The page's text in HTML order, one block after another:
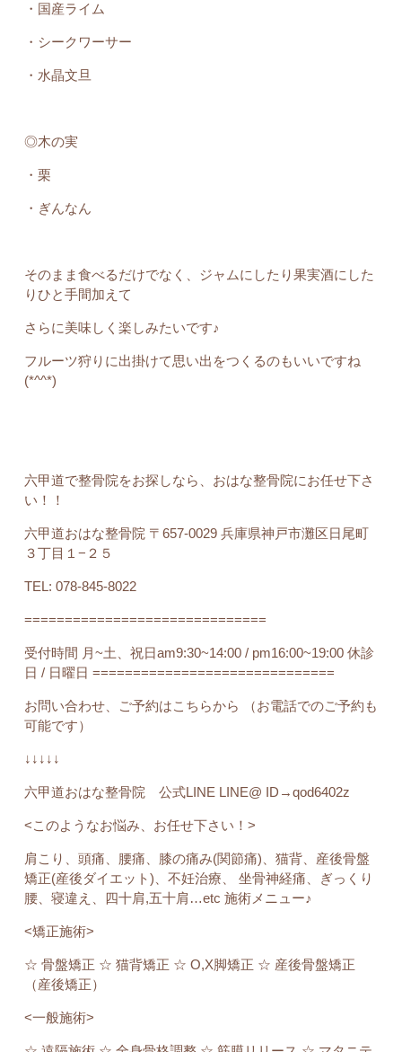
・国産ライム
・シークワーサー
・水晶文旦
◎木の実
・栗
・ぎんなん
そのまま食べるだけでなく、ジャムにしたり果実酒にした
りひと手間加えて
さらに美味しく楽しみたいです♪
フルーツ狩りに出掛けて思い出をつくるのもいいですね
(*^^*)
六甲道で整骨院をお探しなら、おはな整骨院にお任せ下さ
い！！
六甲道おはな整骨院 〒657-0029 兵庫県神戸市灘区日尾町
３丁目１−２５
TEL: 078-845-8022
==============================
受付時間 月~土、祝日am9:30~14:00 / pm16:00~19:00 休診
日 / 日曜日 ==============================
お問い合わせ、ご予約はこちらから （お電話でのご予約も
可能です）
↓↓↓↓↓
六甲道おはな整骨院 公式LINE LINE@ ID→qod6402z
<このようなお悩み、お任せ下さい！>
肩こり、頭痛、腰痛、膝の痛み(関節痛)、猫背、産後骨盤
矯正(産後ダイエット)、不妊治療、 坐骨神経痛、ぎっくり
腰、寝違え、四十肩,五十肩…etc 施術メニュー♪
<矯正施術>
☆ 骨盤矯正 ☆ 猫背矯正 ☆ O,X脚矯正 ☆ 産後骨盤矯正
（産後矯正）
<一般施術>